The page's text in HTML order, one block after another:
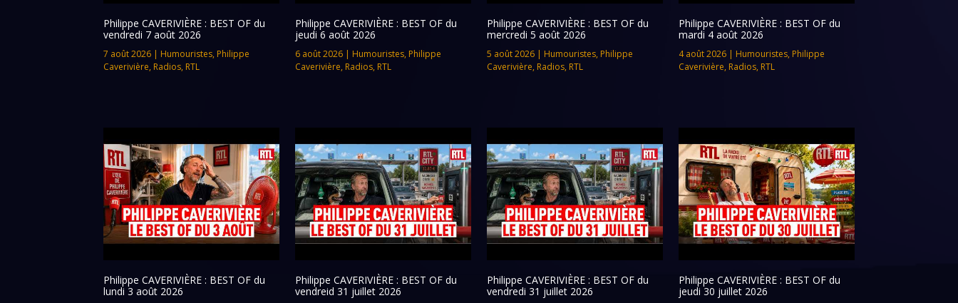
Philippe CAVERIVIÈRE : BEST OF du
vendredi 7 août 2026
7 août 2026 | Humouristes, Philippe
Caverivière, Radios, RTL
Philippe CAVERIVIÈRE : BEST OF du
jeudi 6 août 2026
6 août 2026| Humouristes, Philippe
Caverivière, Radios, RTL
Philippe CAVERIVIÈRE : BEST OF du
mercredi 5 août 2026
5 août 2026| Humouristes, Philippe
Caverivière, Radios, RTL
Philippe CAVERIVIÈRE : BEST OF du
mardi 4 août 2026
4 août 2026| Humouristes, Philippe
Caverivière, Radios, RTL
Philippe CAVERIVIÈRE : BEST OF du
lundi 3 août 2026
Philippe CAVERIVIÈRE : BEST OF du
vendreid 31 juillet 2026
Philippe CAVERIVIÈRE : BEST OF du
vendredi 31 juillet 2026
Philippe CAVERIVIÈRE : BEST OF du
jeudi 30 juillet 2026